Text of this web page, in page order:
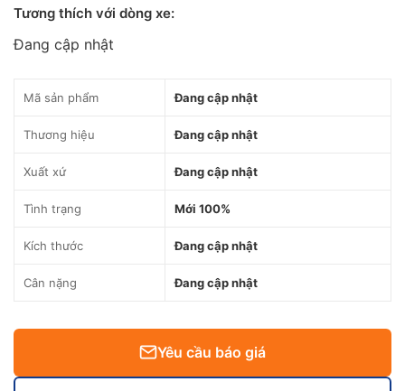
Tương thích với dòng xe:
Đang cập nhật
Mã sản phẩm Đang cập nhật
Thương hiệu Đang cập nhật
Xuất xứ Đang cập nhật
Tình trạng Mới 100%
Kích thước Đang cập nhật
Cân nặng Đang cập nhật
Yêu cầu báo giá